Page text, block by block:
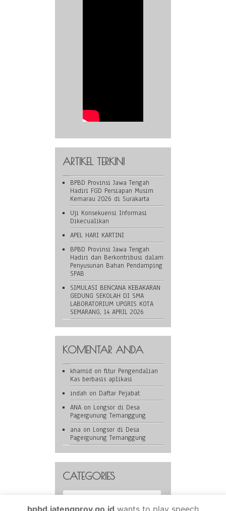
ARTIKEL TERKINI
BPBD Provinsi Jawa Tengah
Hadiri FGD Persiapan Musim
Kemarau 2026 di Surakarta
Uji Konsekuensi Informasi
Dikecualikan
APEL HARI KARTINI
BPBD Provinsi Jawa Tengah
Hadiri dan Berkontribusi dalam
Penyusunan Bahan Pendamping
SPAB
SIMULASI BENCANA KEBAKARAN
GEDUNG SEKOLAH DI SMA
LABORATORIUM UPGRIS KOTA
SEMARANG, 14 APRIL 2026
KOMENTAR ANDA
khamid on fitur Pengendalian
Kas berbasis aplikasi
indah on Daftar Pejabat
ANA on Longsor di Desa
Pagergunung Temanggung
ana on Longsor di Desa
Pagergunung Temanggung
CATEGORIES
Categories